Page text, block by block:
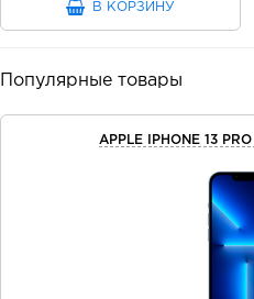
В КОРЗИНУ
Популярные товары
APPLE IPHONE 13